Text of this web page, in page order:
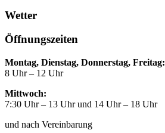
Wetter
Öffnungszeiten
Montag, Dienstag, Donnerstag, Freitag:
8 Uhr – 12 Uhr
Mittwoch:
7:30 Uhr – 13 Uhr und 14 Uhr – 18 Uhr
und nach Vereinbarung